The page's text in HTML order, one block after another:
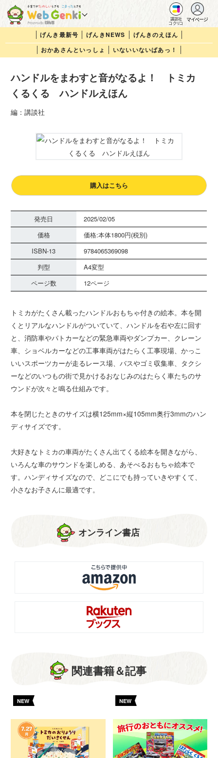
講談社
コクリコ
マイページ
げんき最新号 げんきNEWS
げんきのえほん
おかあさんといっしょ
いないいないばあっ！
ハンドルをまわすと音がなるよ！ トミカ
くるくる ハンドルえほん
編：講談社
購入はこちら
発売日
2025/02/05
価格
価格:本体1800円(税別)
ISBN-13
9784065369098
判型
A4変型
ページ数
12ページ
トミカがたくさん載ったハンドルおもちゃ付きの絵本。本を開
くとリアルなハンドルがついていて、ハンドルを右や左に回す
と、消防車やパトカーなどの緊急車両やダンプカー、クレーン
車、ショベルカーなどの工事車両がはたらく工事現場、かっこ
いいスポーツカーが走るレース場、バスやゴミ収集車、タクシ
ーなどのいつもの街で見かけるおなじみのはたらく車たちのサ
ウンドが次々と鳴る仕組みです。
本を閉じたときのサイズは横125mm×縦105mm奥行3mmのハン
ディサイズです。
大好きなトミカの車両がたくさん出てくる絵本を開きながら、
いろんな車のサウンドを楽しめる、あそべるおもちゃ絵本で
す。ハンディサイズなので、どこにでも持っていきやすくて、
小さなお子さんに最適です。
オンライン書店
関連書籍＆記事
NEW NEW